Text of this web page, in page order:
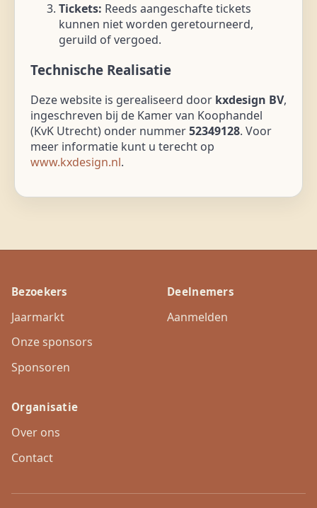
Tickets: Reeds aangeschafte tickets
kunnen niet worden geretourneerd,
geruild of vergoed.
Technische Realisatie
Deze website is gerealiseerd door kxdesign BV,
ingeschreven bij de Kamer van Koophandel
(KvK Utrecht) onder nummer52349128. Voor
meer informatie kunt u terecht op
www.kxdesign.nl.
Bezoekers
Jaarmarkt
Onze sponsors
Sponsoren
Deelnemers
Aanmelden
Organisatie
Over ons
Contact